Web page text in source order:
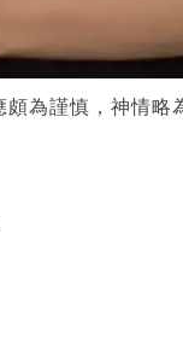
為謹慎，神情